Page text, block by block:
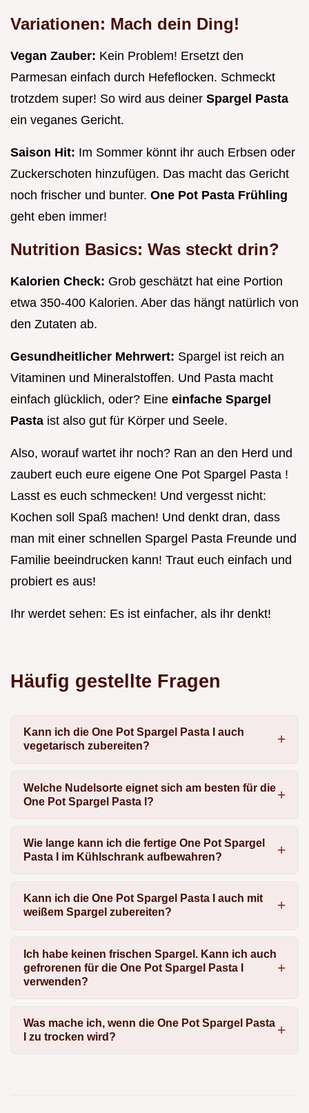
Variationen: Mach dein Ding!
Vegan Zauber: Kein Problem! Ersetzt den
Parmesan einfach durch Hefeflocken. Schmeckt
trotzdem super! So wird aus deiner Spargel Pasta
ein veganes Gericht.
Saison Hit: Im Sommer könnt ihr auch Erbsen oder
Zuckerschoten hinzufügen. Das macht das Gericht
noch frischer und bunter. One Pot Pasta Frühling
geht eben immer!
Nutrition Basics: Was steckt drin?
Kalorien Check: Grob geschätzt hat eine Portion
etwa 350-400 Kalorien. Aber das hängt natürlich von
den Zutaten ab.
Gesundheitlicher Mehrwert: Spargel ist reich an
Vitaminen und Mineralstoffen. Und Pasta macht
einfach glücklich, oder? Eine einfache Spargel
Pasta ist also gut für Körper und Seele.
Also, worauf wartet ihr noch? Ran an den Herd und
zaubert euch eure eigene One Pot Spargel Pasta !
Lasst es euch schmecken! Und vergesst nicht:
Kochen soll Spaß machen! Und denkt dran, dass
man mit einer schnellen Spargel Pasta Freunde und
Familie beeindrucken kann! Traut euch einfach und
probiert es aus!
Ihr werdet sehen: Es ist einfacher, als ihr denkt!
Häufig gestellte Fragen
Kann ich die One Pot Spargel Pasta I auch
vegetarisch zubereiten?
Welche Nudelsorte eignet sich am besten für die
One Pot Spargel Pasta I?
Wie lange kann ich die fertige One Pot Spargel
Pasta I im Kühlschrank aufbewahren?
Kann ich die One Pot Spargel Pasta I auch mit
weißem Spargel zubereiten?
Ich habe keinen frischen Spargel. Kann ich auch
gefrorenen für die One Pot Spargel Pasta I
verwenden?
Was mache ich, wenn die One Pot Spargel Pasta
I zu trocken wird?